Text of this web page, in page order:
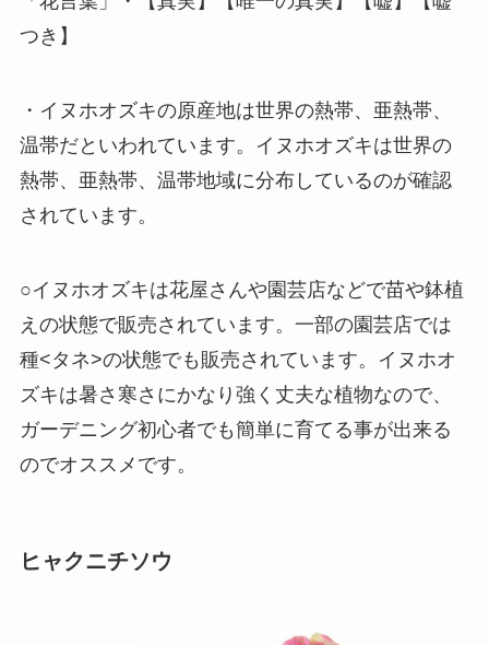
つき】
・イヌホオズキの原産地は世界の熱帯、亜熱帯、
温帯だといわれています。イヌホオズキは世界の
熱帯、亜熱帯、温帯地域に分布しているのが確認
されています。
○イヌホオズキは花屋さんや園芸店などで苗や鉢植
えの状態で販売されています。一部の園芸店では
種<タネ>の状態でも販売されています。イヌホオ
ズキは暑さ寒さにかなり強く丈夫な植物なので、
ガーデニング初心者でも簡単に育てる事が出来る
のでオススメです。
ヒャクニチソウ